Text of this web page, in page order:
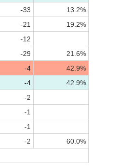
-33
13.2%
-21
19.2%
-12
-29
21.6%
-4
42.9%
-4
42.9%
-2
-1
-1
-2
60.0%